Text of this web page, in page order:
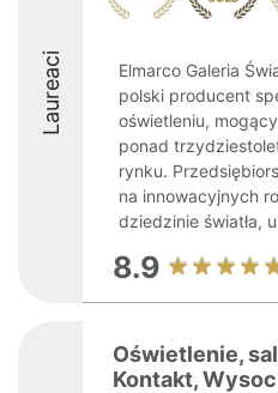
Laureaci
Elmarco Galeria
polski producent
oświetleniu,
ponad
rynku.
na innowacyjnych
dziedzinie światła,
8.9
Oświetlenie,
Kontakt,